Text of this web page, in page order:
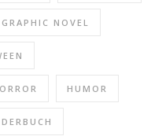
GRAPHIC NOVEL
HUMOR